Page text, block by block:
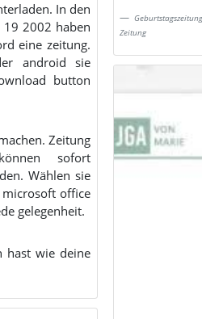
In den
19 2002 haben
eine zeitung.
android sie
button
Zeitung
sofort
sie
office
gelegenheit.
hast wie deine
Zeitung